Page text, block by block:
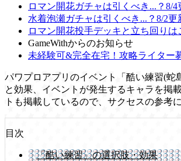
ロマン開花ガチャは引くべき...？8/4
水着泡瀬ガチャは引くべき...？8/2更
ロマン開花投手デッキと立ち回りは
GameWithからのお知らせ
未経験可&完全在宅！攻略ライター
パワプロアプリのイベント「酷い練習(蛇
と効果、イベントが発生するキャラを掲
トも掲載しているので、サクセスの参考に
目次
「酷い練習」の選択肢・効果